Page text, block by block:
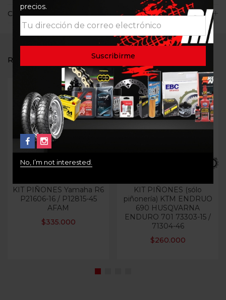
Consultas
RELATED PRODUCTS
KIT PIÑONES Yamaha R6
P21606-16 / P12815-45
AFAM
$335.000
KIT PIÑONES (sólo
piñonería) KTM ENDRUO
690 HUSQVARNA
ENDURO 701 73303-15 /
71304-46
$260.000
precios.
No, I’m not interested.